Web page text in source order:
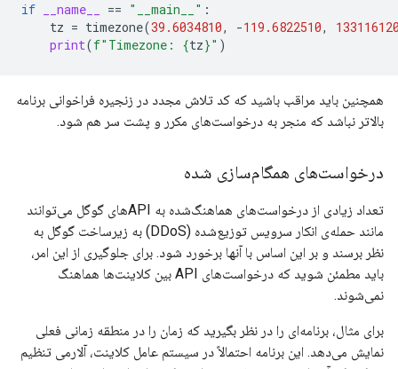
if __name__ == "__main__" :
tz = timezone(39.6034810, -119.6822510,
print(f"Timezone: {tz}" )
همچنین باید مراقب باشید که کد تلاش مجدد در زنجیره فراخوانی برنامه
بالاتر نباشد که منجر به درخواست‌های مکرر و پشت سر هم شود.
درخواست‌های همگام‌سازی شده
تعداد زیادی از درخواست‌های هماهنگ‌شده به APIهای گوگل می‌توانند
مانند حمله‌ی انکار سرویس توزیع‌شده (DDoS) به زیرساخت گوگل به
نظر برسند و بر این اساس با آنها برخورد شود. برای جلوگیری از این امر،
باید مطمئن شوید که درخواست‌های API بین کلاینت‌ها هماهنگ
نمی‌شوند.
برای مثال، برنامه‌ای را در نظر بگیرید که زمان را در منطقه زمانی فعلی
نمایش می‌دهد. این برنامه احتمالاً در سیستم عامل کلاینت، آلارمی تنظیم